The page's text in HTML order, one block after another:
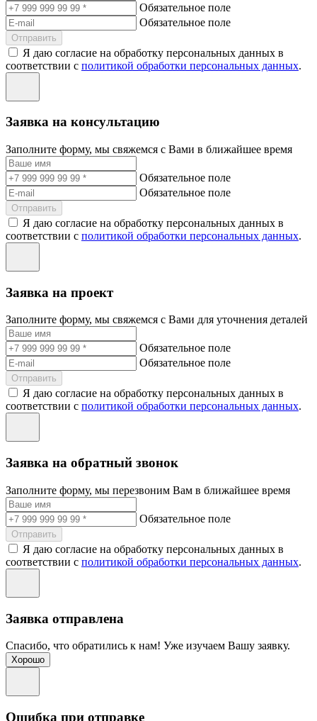
Обязательное поле
Обязательное поле
Отправить
Я даю согласие на обработку персональных данных в
соответствии с политикой обработки персональных данных.
Заявка на консультацию
Заполните форму, мы свяжемся с Вами в ближайшее время
Обязательное поле
Обязательное поле
Отправить
Я даю согласие на обработку персональных данных в
соответствии с политикой обработки персональных данных.
Заявка на проект
Заполните форму, мы свяжемся с Вами для уточнения деталей
Обязательное поле
Обязательное поле
Отправить
Я даю согласие на обработку персональных данных в
соответствии с политикой обработки персональных данных.
Заявка на обратный звонок
Заполните форму, мы перезвоним Вам в ближайшее время
Обязательное поле
Отправить
Я даю согласие на обработку персональных данных в
соответствии с политикой обработки персональных данных.
Заявка отправлена
Спасибо, что обратились к нам! Уже изучаем Вашу заявку.
Хорошо
Ошибка при отправке